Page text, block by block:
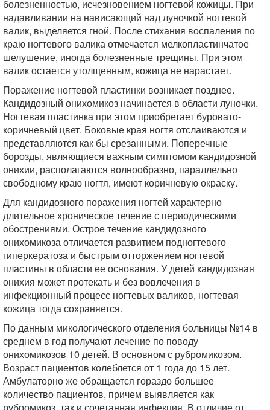
болезненностью, исчезновением ногтевой кожицы. При
надавливании на нависающий над луночкой ногтевой
валик, выделяется гной. После стихания воспаления по
краю ногтевого валика отмечается мелкопластинчатое
шелушение, иногда болезненные трещины. При этом
валик остается утолщенным, кожица не нарастает.
Поражение ногтевой пластинки возникает позднее.
Кандидозный онихомикоз начинается в области луночки.
Ногтевая пластинка при этом приобретает буровато-
коричневый цвет. Боковые края ногтя отслаиваются и
представляются как бы срезанными. Поперечные
борозды, являющиеся важным симптомом кандидозной
онихии, располагаются волнообразно, параллельно
свободному краю ногтя, имеют коричневую окраску.
Для кандидозного поражения ногтей характерно
длительное хроническое течение с периодическими
обострениями. Острое течение кандидозного
онихомикоза отличается развитием подногтевого
гиперкератоза и быстрым отторжением ногтевой
пластины в области ее основания. У детей кандидозная
онихия может протекать и без вовлечения в
инфекционный процесс ногтевых валиков, ногтевая
кожица тогда сохраняется.
По данным микологического отделения больницы №14 в
среднем в год получают лечение по поводу
онихомикозов 10 детей. В основном с рубромикозом.
Возраст пациентов колеблется от 1 года до 15 лет.
Амбулаторно же обращается гораздо большее
количество пациентов, причем выявляется как